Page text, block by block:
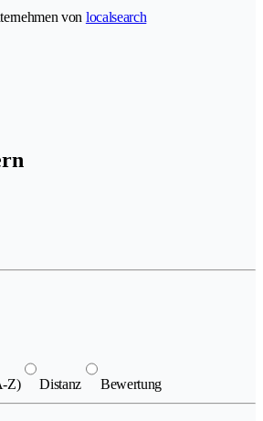
von localsearch
Z) Distanz Bewertung